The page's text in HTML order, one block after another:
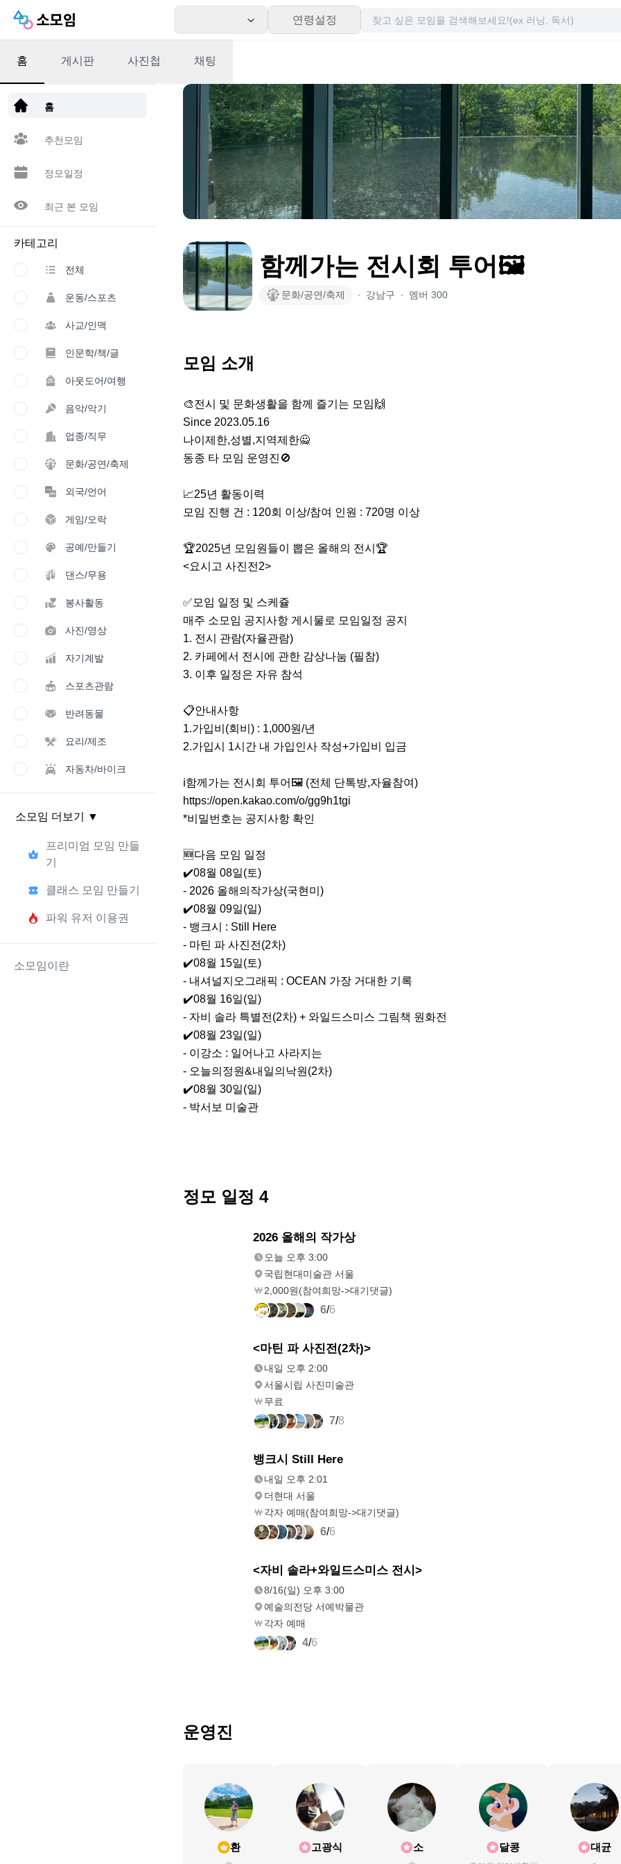
연령설정
앱 다운로드
홈
추천모임
정모일정
최근 본 모임
카테고리
전체
운동/스포츠
사교/인맥
인문학/책/글
아웃도어/여행
음악/악기
업종/직무
문화/공연/축제
외국/언어
게임/오락
공예/만들기
댄스/무용
봉사활동
사진/영상
자기계발
스포츠관람
반려동물
요리/제조
자동차/바이크
소모임 더보기 ▼
프리미엄 모임 만들
기
클래스 모임 만들기
파워 유저 이용권
소모임이란
홈 게시판 사진첩 채팅
함께가는 전시회 투어🖼️
문화/공연/축제 ∙ 강남구 ∙ 멤버 300
모임 소개
🎨전시 및 문화생활을 함께 즐기는 모임🙌
Since 2023.05.16
나이제한,성별,지역제한🙅
동종 타 모임 운영진🚫
📈25년 활동이력
모임 진행 건 : 120회 이상/참여 인원 : 720명 이상
🏆2025년 모임원들이 뽑은 올해의 전시🏆
<요시고 사진전2>
✅모임 일정 및 스케쥴
매주 소모임 공지사항 게시물로 모임일정 공지
1. 전시 관람(자율관람)
2. 카페에서 전시에 관한 감상나눔 (필참)
3. 이후 일정은 자유 참석
📋안내사항
1.가입비(회비) : 1,000원/년
2.가입시 1시간 내 가입인사 작성+가입비 입금
ℹ️함께가는 전시회 투어🖼️ (전체 단톡방,자율참여)
https://open.kakao.com/o/gg9h1tgi
*비밀번호는 공지사항 확인
🆕다음 모임 일정
✔️08월 08일(토)
- 2026 올해의작가상(국현미)
✔️08월 09일(일)
- 뱅크시 : Still Here
- 마틴 파 사진전(2차)
✔️08월 15일(토)
- 내셔널지오그래픽 : OCEAN 가장 거대한 기록
✔️08월 16일(일)
- 자비 솔라 특별전(2차) + 와일드스미스 그림책 원화전
✔️08월 23일(일)
- 이강소 : 일어나고 사라지는
- 오늘의정원&내일의낙원(2차)
✔️08월 30일(일)
- 박서보 미술관
정모 일정 4
2026 올해의 작가상
오늘 오후 3:00
국립현대미술관 서울
2,000원(참여희망->대기댓글)
6/6
<마틴 파 사진전(2차)>
내일 오후 2:00
서울시립 사진미술관
무료
7/8
뱅크시 Still Here
내일 오후 2:01
더현대 서울
각자 예매(참여희망->대기댓글)
6/6
<자비 솔라+와일드스미스 전시>
8/16(일) 오후 3:00
예술의전당 서예박물관
각자 예매
4/6
운영진
환 고광식 소 달콩 대균